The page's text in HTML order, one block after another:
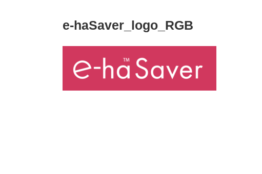
e-haSaver_logo_RGB